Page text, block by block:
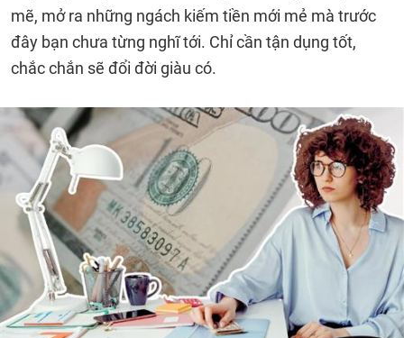
mẽ, mở ra những ngách kiếm tiền mới mẻ mà trước
đây bạn chưa từng nghĩ tới. Chỉ cần tận dụng tốt,
chắc chắn sẽ đổi đời giàu có.